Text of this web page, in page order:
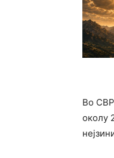
Во СВР
околу